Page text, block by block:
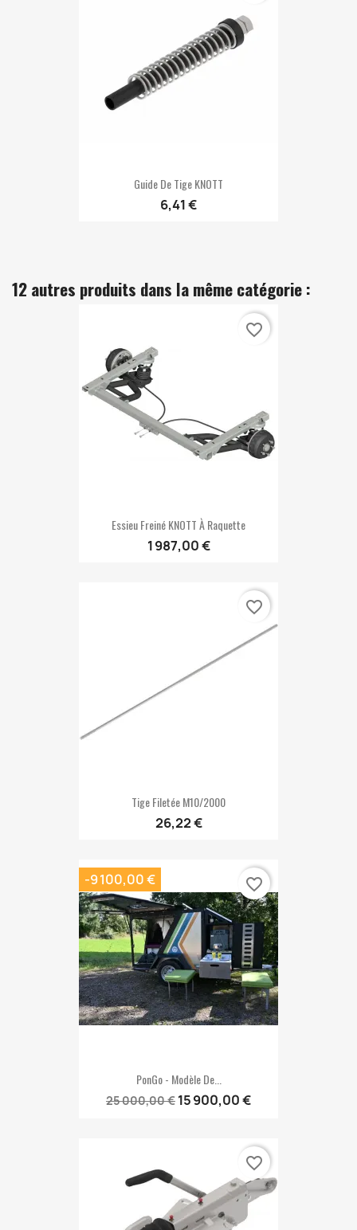
Guide De Tige KNOTT
6,41 €
12 autres produits dans la même catégorie :
Essieu Freiné KNOTT À Raquette
1 987,00 €
favorite_border
Tige Filetée M10/2000
26,22 €
favorite_border
PonGo - Modèle De...
25 000,00 € 15 900,00 €
-9 100,00 € favorite_border
favorite_border